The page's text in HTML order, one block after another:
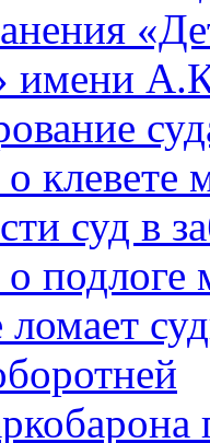
имени
клевете
суд в
о
ломает